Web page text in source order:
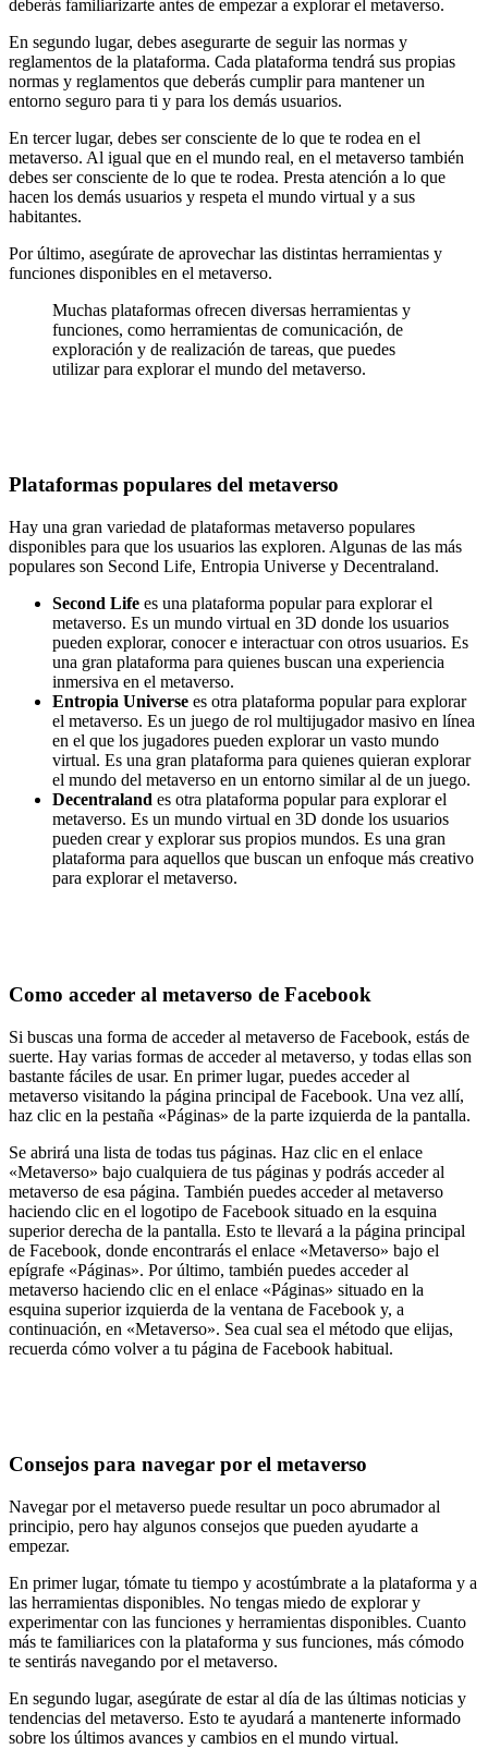
deberás familiarizarte antes de empezar a explorar el metaverso.
En segundo lugar, debes asegurarte de seguir las normas y
reglamentos de la plataforma. Cada plataforma tendrá sus propias
normas y reglamentos que deberás cumplir para mantener un
entorno seguro para ti y para los demás usuarios.
En tercer lugar, debes ser consciente de lo que te rodea en el
metaverso. Al igual que en el mundo real, en el metaverso también
debes ser consciente de lo que te rodea. Presta atención a lo que
hacen los demás usuarios y respeta el mundo virtual y a sus
habitantes.
Por último, asegúrate de aprovechar las distintas herramientas y
funciones disponibles en el metaverso.
Muchas plataformas ofrecen diversas herramientas y
funciones, como herramientas de comunicación, de
exploración y de realización de tareas, que puedes
utilizar para explorar el mundo del metaverso.
Plataformas populares del metaverso
Hay una gran variedad de plataformas metaverso populares
disponibles para que los usuarios las exploren. Algunas de las más
populares son Second Life, Entropia Universe y Decentraland.
Second Life es una plataforma popular para explorar el
metaverso. Es un mundo virtual en 3D donde los usuarios
pueden explorar, conocer e interactuar con otros usuarios. Es
una gran plataforma para quienes buscan una experiencia
inmersiva en el metaverso.
Entropia Universe es otra plataforma popular para explorar
el metaverso. Es un juego de rol multijugador masivo en línea
en el que los jugadores pueden explorar un vasto mundo
virtual. Es una gran plataforma para quienes quieran explorar
el mundo del metaverso en un entorno similar al de un juego.
Decentraland es otra plataforma popular para explorar el
metaverso. Es un mundo virtual en 3D donde los usuarios
pueden crear y explorar sus propios mundos. Es una gran
plataforma para aquellos que buscan un enfoque más creativo
para explorar el metaverso.
Como acceder al metaverso de Facebook
Si buscas una forma de acceder al metaverso de Facebook, estás de
suerte. Hay varias formas de acceder al metaverso, y todas ellas son
bastante fáciles de usar. En primer lugar, puedes acceder al
metaverso visitando la página principal de Facebook. Una vez allí,
haz clic en la pestaña «Páginas» de la parte izquierda de la pantalla.
Se abrirá una lista de todas tus páginas. Haz clic en el enlace
«Metaverso» bajo cualquiera de tus páginas y podrás acceder al
metaverso de esa página. También puedes acceder al metaverso
haciendo clic en el logotipo de Facebook situado en la esquina
superior derecha de la pantalla. Esto te llevará a la página principal
de Facebook, donde encontrarás el enlace «Metaverso» bajo el
epígrafe «Páginas». Por último, también puedes acceder al
metaverso haciendo clic en el enlace «Páginas» situado en la
esquina superior izquierda de la ventana de Facebook y, a
continuación, en «Metaverso». Sea cual sea el método que elijas,
recuerda cómo volver a tu página de Facebook habitual.
Consejos para navegar por el metaverso
Navegar por el metaverso puede resultar un poco abrumador al
principio, pero hay algunos consejos que pueden ayudarte a
empezar.
En primer lugar, tómate tu tiempo y acostúmbrate a la plataforma y a
las herramientas disponibles. No tengas miedo de explorar y
experimentar con las funciones y herramientas disponibles. Cuanto
más te familiarices con la plataforma y sus funciones, más cómodo
te sentirás navegando por el metaverso.
En segundo lugar, asegúrate de estar al día de las últimas noticias y
tendencias del metaverso. Esto te ayudará a mantenerte informado
sobre los últimos avances y cambios en el mundo virtual.